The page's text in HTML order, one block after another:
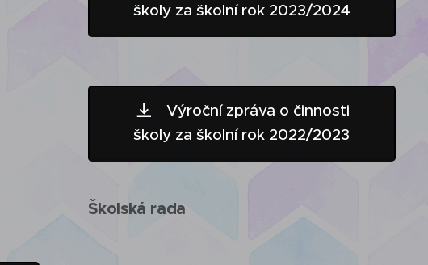
školy za školní rok 2023/2024
Výroční zpráva o činnosti
školy za školní rok 2022/2023
Školská rada